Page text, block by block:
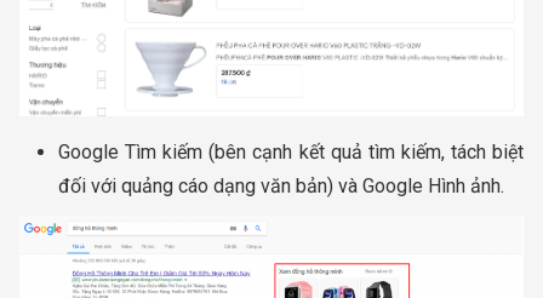
Google Tìm kiếm (bên cạnh kết quả tìm kiếm, tách biệt
đối với quảng cáo dạng văn bản) và Google Hình ảnh.